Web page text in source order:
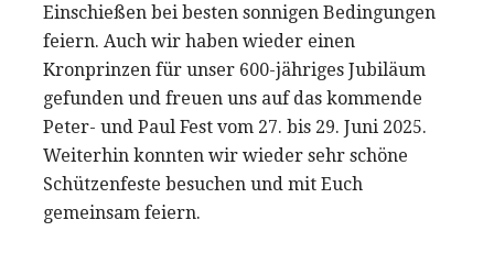
Einschießen bei besten sonnigen Bedingungen
feiern. Auch wir haben wieder einen
Kronprinzen für unser 600-jähriges Jubiläum
gefunden und freuen uns auf das kommende
Peter- und Paul Fest vom 27. bis 29. Juni 2025.
Weiterhin konnten wir wieder sehr schöne
Schützenfeste besuchen und mit Euch
gemeinsam feiern.